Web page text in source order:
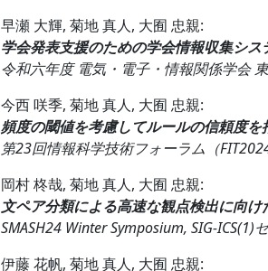
早瀬 大輝, 菊地 真人, 大囿 忠親:
学会発表支援のための学会情報収集シス
令和六年度 電気・電子・情報関係学会
今西 咲季, 菊地 真人, 大囿 忠親:
頻度の閾値を考慮してルールの信頼度
第23回情報科学技術フォーラム（
岡村 柊哉, 菊地 真人, 大囿 忠親:
文ペア分類による高速な観点検出に向
SMASH24 Winter Symposium, SIG-ICS(1)
伊藤 花帆, 菊地 真人, 大囿 忠親: